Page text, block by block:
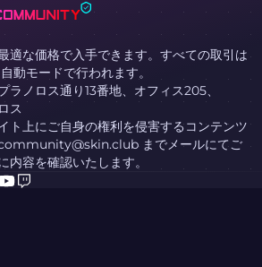
適な価格で入手できます。すべての取引は
動モードで行われます。
ノロス通り13番地、オフィス205、
ス
ト上にご自身の権利を侵害するコンテンツ
までメールにてご
内容を確認いたします。